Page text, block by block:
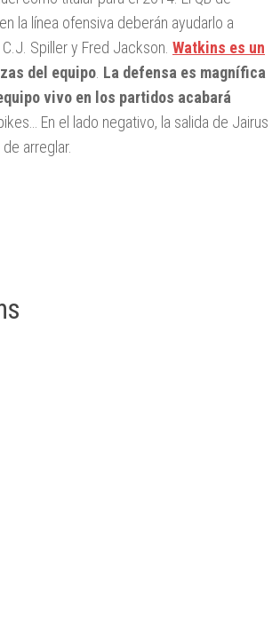
la línea ofensiva deberán ayudarlo a
Spiller y Fred Jackson. Watkins es un
del equipo. La defensa es magnífica
vivo en los partidos acabará
En el lado negativo, la salida de Jairus
arreglar.